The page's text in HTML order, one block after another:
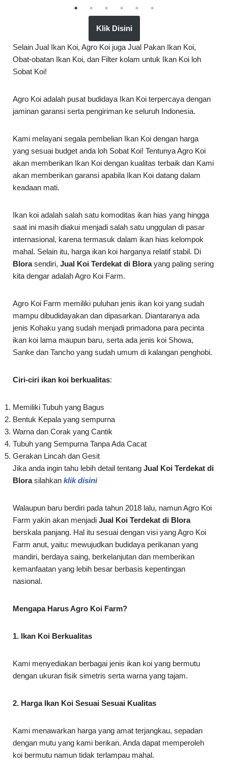
Klik Disini
Selain Jual Ikan Koi, Agro Koi juga Jual Pakan Ikan Koi,
Obat-obatan Ikan Koi, dan Filter kolam untuk Ikan Koi loh
Sobat Koi!
Agro Koi adalah pusat budidaya Ikan Koi terpercaya dengan
jaminan garansi serta pengiriman ke seluruh Indonesia.
Kami melayani segala pembelian Ikan Koi dengan harga
yang sesuai budget anda loh Sobat Koi! Tentunya Agro Koi
akan memberikan Ikan Koi dengan kualitas terbaik dan Kami
akan memberikan garansi apabila Ikan Koi datang dalam
keadaan mati.
Ikan koi adalah salah satu komoditas ikan hias yang hingga
saat ini masih diakui menjadi salah satu unggulan di pasar
internasional, karena termasuk dalam ikan hias kelompok
mahal. Selain itu, harga ikan koi harganya relatif stabil. Di
Blorasendiri, Jual Koi Terdekat di Blorayang paling sering
kita dengar adalah Agro Koi Farm.
Agro Koi Farm memiliki puluhan jenis ikan koi yang sudah
mampu dibudidayakan dan dipasarkan. Diantaranya ada
jenis Kohaku yang sudah menjadi primadona para pecinta
ikan koi lama maupun baru, serta ada jenis koi Showa,
Sanke dan Tancho yang sudah umum di kalangan penghobi.
Ciri-ciri ikan koi berkualitas:
Memiliki Tubuh yang Bagus
Bentuk Kepala yang sempurna
Warna dan Corak yang Cantik
Tubuh yang Sempurna Tanpa Ada Cacat
Gerakan Lincah dan Gesit
Jika anda ingin tahu lebih detail tentang Jual Koi Terdekat di
Blorasilahkan klik disini
Walaupun baru berdiri pada tahun 2018 lalu, namun Agro Koi
Farm yakin akan menjadi Jual Koi Terdekat di Blora
berskala panjang. Hal itu sesuai dengan visi yang Agro Koi
Farm anut, yaitu: mewujudkan budidaya perikanan yang
mandiri, berdaya saing, berkelanjutan dan memberikan
kemanfaatan yang lebih besar berbasis kepentingan
nasional.
Mengapa Harus Agro Koi Farm?
1. Ikan Koi Berkualitas
Kami menyediakan berbagai jenis ikan koi yang bermutu
dengan ukuran fisik simetris serta warna yang tajam.
2. Harga Ikan Koi Sesuai Sesuai Kualitas
Kami menawarkan harga yang amat terjangkau, sepadan
dengan mutu yang kami berikan. Anda dapat memperoleh
koi bermutu namun tidak terlampau mahal.